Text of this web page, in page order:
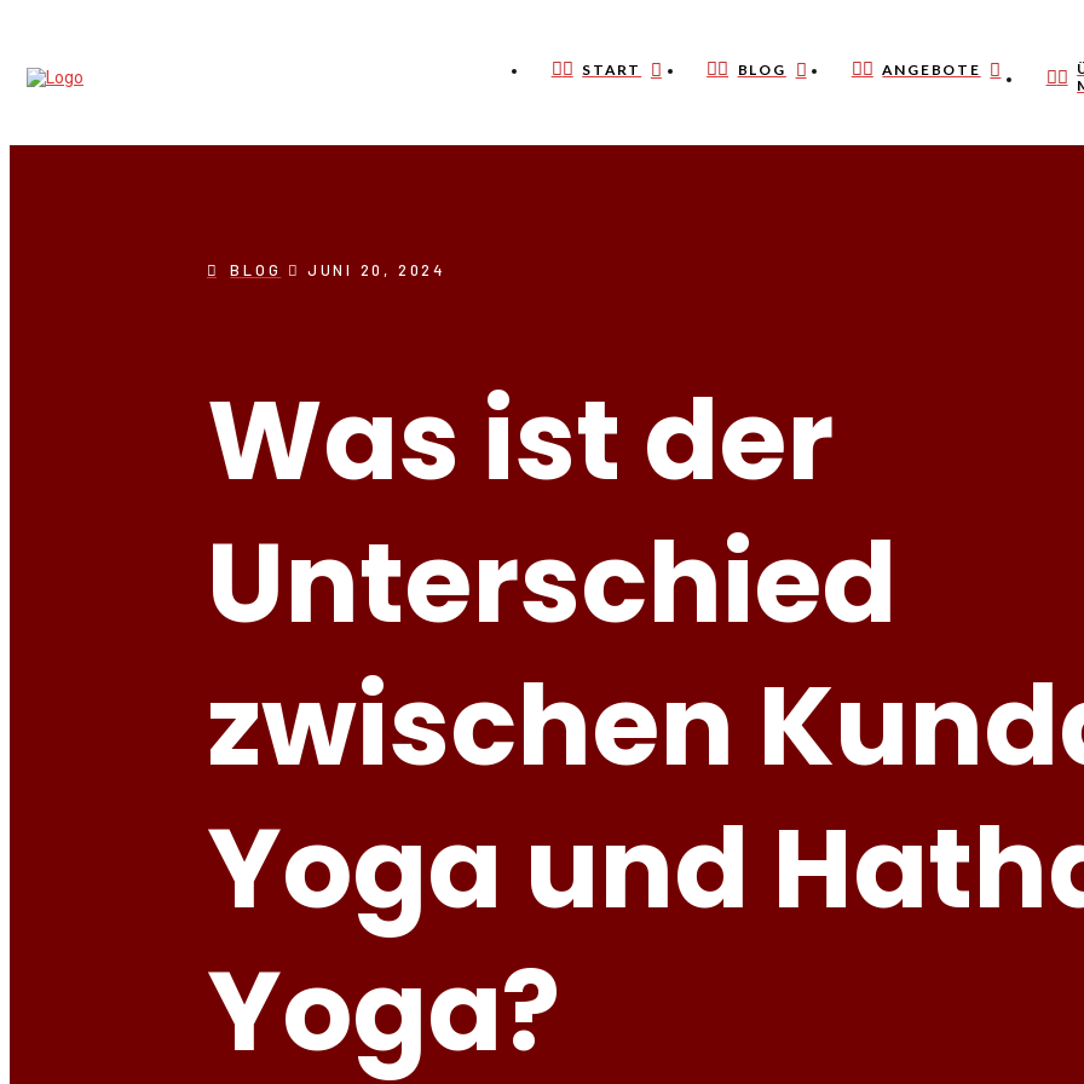
START BLOG ANGEBOTE
BLOG JUNI 20, 2024
Was ist der
Unterschied
zwischen
Yoga und
Yoga?